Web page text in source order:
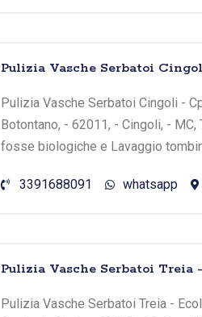
Pulizia Vasche Serbatoi
Pulizia Vasche Serbatoi Cingoli -
Botontano, - 62011, - Cingoli, -
fosse biologiche e Lavaggio
3391688091 whatsapp
Pulizia Vasche Serbatoi Treia
Pulizia Vasche Serbatoi Treia -